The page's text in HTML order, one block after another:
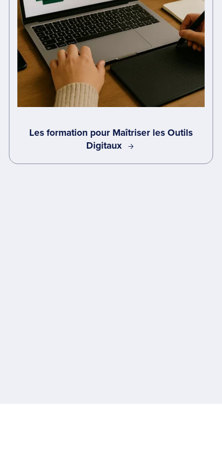
Les formation pour Maîtriser les Outils
Digitaux